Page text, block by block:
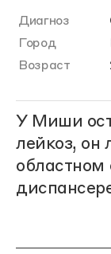
Диагноз
Город
Возраст
У Миши
лейкоз, он
областном